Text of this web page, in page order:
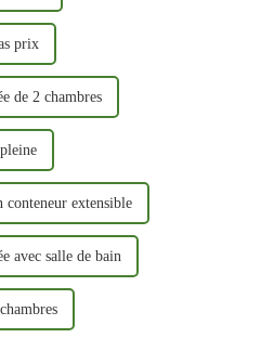
prix
de 2 chambres
conteneur extensible
avec salle de bain